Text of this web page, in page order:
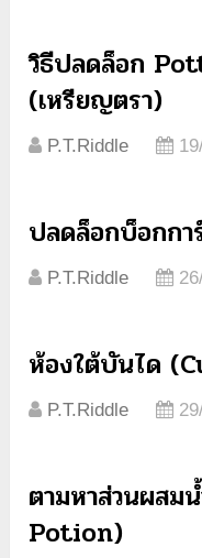
วิธีปลดล็อก
(เหรียญตรา)
P.T.Riddle
ปลดล็อกบ็อกกา
P.T.Riddle
ห้องใต้บันได
P.T.Riddle
ตามหาส่วนผสม
Potion)